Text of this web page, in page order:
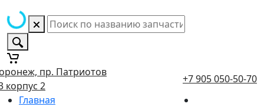
пр. Патриотов
корпус 2
+7 905 050-50-70
Главная